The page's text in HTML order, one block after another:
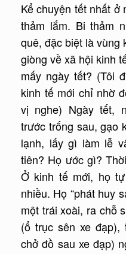
Kể chuyện tết nhất ở
thảm lắm. Bi thảm
quê, đặc biệt là vùng
giòng về xã hội kinh
mấy ngày tết? (Tôi
kinh tế mới chỉ nhờ
vị nghe) Ngày tết,
trước trống sau, gạo
lạnh, lấy gì làm lễ
tiên? Họ ước gì?
Ở kinh tế mới, họ
nhiều. Họ “phát huy
một trái xoài, ra chỗ
(ổ trục sên xe đạp),
chở đồ sau xe đạp)